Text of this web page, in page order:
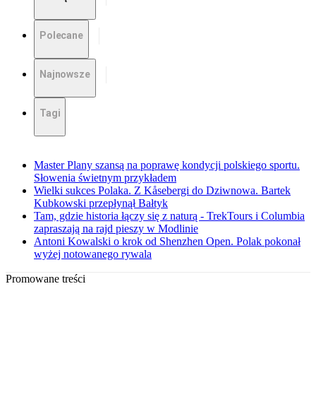
Polecane
Najnowsze
Tagi
Master Plany szansą na poprawę kondycji polskiego sportu.
Słowenia świetnym przykładem
Wielki sukces Polaka. Z Kåsebergi do Dziwnowa. Bartek
Kubkowski przepłynął Bałtyk
Tam, gdzie historia łączy się z naturą - TrekTours i Columbia
zapraszają na rajd pieszy w Modlinie
Antoni Kowalski o krok od Shenzhen Open. Polak pokonał
wyżej notowanego rywala
Promowane treści